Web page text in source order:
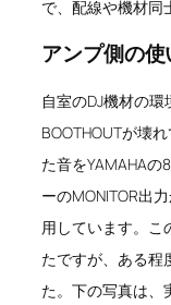
で、配線や機材同
アンプ側の
自室のDJ機材の
BOOTHOUTが壊
た音をYAMAHA
ーのMONITOR出
用しています。こ
たですが、ある程
た。下の写真は、